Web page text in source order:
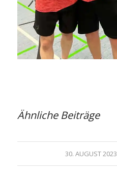
Ähnliche Beiträge
30. AUGUST 2023
/